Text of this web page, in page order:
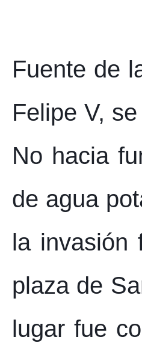
Fuente de
Felipe V,
No hacia
de agua
la invasión
plaza de
lugar fue